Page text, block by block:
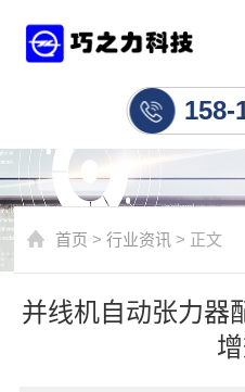
158-
首页 >行业资讯 > 正文
并线机自动张力器